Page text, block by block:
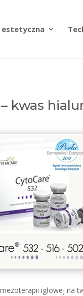
estetyczna
kwas
igłowej na